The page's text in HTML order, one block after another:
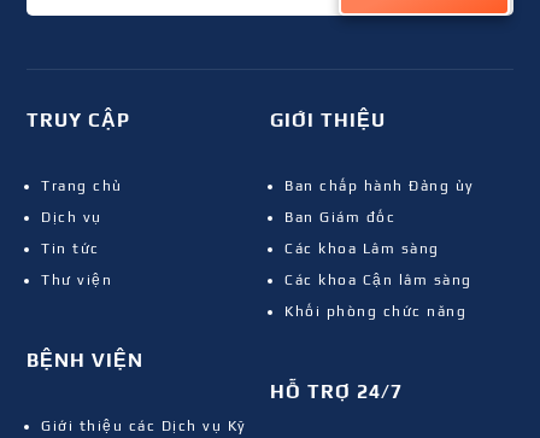
TRUY CẬP
Trang chủ
Dịch vụ
Tin tức
Thư viện
BỆNH VIỆN
Giới thiệu các Dịch vụ Kỹ
GIỚI THIỆU
Ban chấp hành Đảng ủy
Ban Giám đốc
Các khoa Lâm sàng
Các khoa Cận lâm sàng
Khối phòng chức năng
HỖ TRỢ 24/7